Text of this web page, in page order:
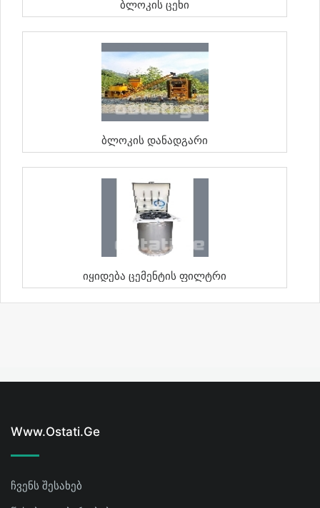
Ბლოკის Ცეხი
Ბლოკის Დანადგარი
Იყიდება Ცემენტის Ფილტრი
Www.ostati.ge
ჩვენს შესახებ